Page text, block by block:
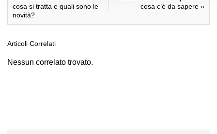
cosa si tratta e quali sono le
novità?
cosa c’è da sapere »
Articoli Correlati
Nessun correlato trovato.